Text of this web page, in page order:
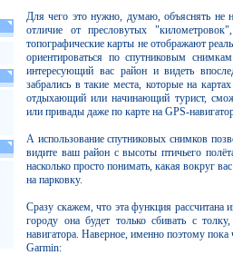
Для чего это нужно, думаю, объяснять не
отличие от пресловутых
топографические карты не отображают
ориентироваться по спутниковым
интересующий вас район и видеть
забрались в такие места, которые на
отдыхающий или начинающий турист,
или привады даже по карте на GPS-
А использование спутниковых снимков
видите ваш район с высоты птичьего
насколько просто понимать, какая вокруг
на парковку.
Сразу скажем, что эта функция рассчитана
городу она будет только сбивать с
навигатора. Наверное, именно поэтому пока
Garmin: